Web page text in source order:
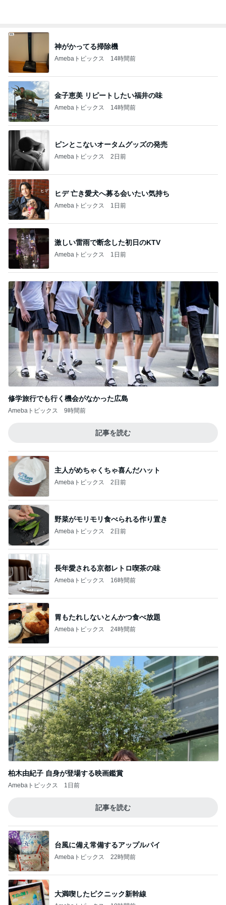
神がかってる掃除機
Amebaトピックス 14時間前
金子恵美 リピートしたい福井の味
Amebaトピックス 14時間前
ピンとこないオータムグッズの発売
Amebaトピックス 2日前
ヒデ 亡き愛犬へ募る会いたい気持ち
Amebaトピックス 1日前
激しい雷雨で断念した初日のKTV
Amebaトピックス 1日前
修学旅行でも行く機会がなかった広島
Amebaトピックス 9時間前
記事を読む
主人がめちゃくちゃ喜んだハット
Amebaトピックス 2日前
野菜がモリモリ食べられる作り置き
Amebaトピックス 2日前
長年愛される京都レトロ喫茶の味
Amebaトピックス 16時間前
胃もたれしないとんかつ食べ放題
Amebaトピックス 24時間前
柏木由紀子 自身が登場する映画鑑賞
Amebaトピックス 1日前
記事を読む
台風に備え常備するアップルパイ
Amebaトピックス 22時間前
大満喫したピクニック新幹線